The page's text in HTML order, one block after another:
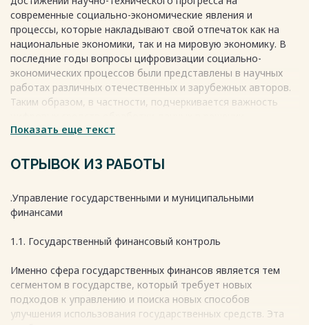
современные социально-экономические явления и
процессы, которые накладывают свой отпечаток как на
национальные экономики, так и на мировую экономику. В
последние годы вопросы цифровизации социально-
экономических процессов были представлены в научных
работах различных отечественных и зарубежных авторов.
Таким образом, в частности, подчеркивается важность
актуальных проблем современности, что имеет не только
принятия управленческих решений по модернизации
значительно повысить качество управления социально-
экономическими объектами.
Показать еще текст
ОТРЫВОК ИЗ РАБОТЫ
.Управление государственными и муниципальными
финансами
1.1. Государственный финансовый контроль
Именно сфера государственных финансов является тем
сегментом в государстве, который требует новых
подходов к управлению и поиска новых способов
улучшения использования государственных средств. Эта